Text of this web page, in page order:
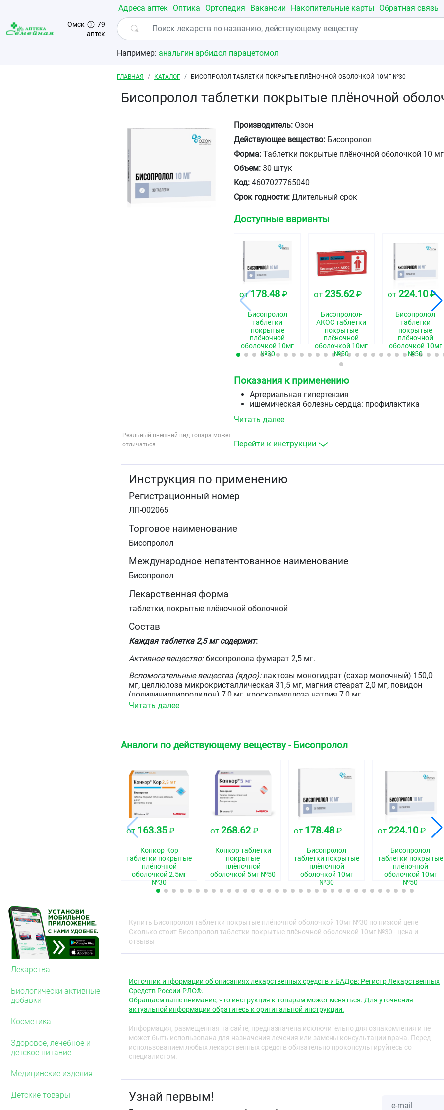
Перейти к основному содержанию
Омск
79
аптек
Адреса аптек Оптика Ортопедия Вакансии Накопительные карты Обратная связь
Например: анальгин арбидол парацетомол
Лекарства
Биологически активные
добавки
Косметика
Здоровое, лечебное и
детское питание
Медицинские изделия
Детские товары
Строка навигации
ГЛАВНАЯ КАТАЛОГ БИСОПРОЛОЛ ТАБЛЕТКИ ПОКРЫТЫЕ ПЛЁНОЧНОЙ ОБОЛОЧКОЙ 10МГ №30
Бисопролол таблетки покрытые плёночной
Реальный внешний вид товара может
отличаться
Производитель: Озон
Действующее вещество: Бисопролол
Форма: Таблетки покрытые плёночной оболочкой 10 мг
Объем: 30 штук
Код: 4607027765040
Срок годности: Длительный срок
Доступные варианты
от178.48 ₽
Бисопролол
таблетки
покрытые
плёночной
оболочкой 10мг
№30
от 235.62₽
Бисопролол-
АКОС таблетки
покрытые
плёночной
оболочкой 10мг
№50
от 224.10 ₽
Бисопролол
таблетки
покрытые
плёночной
оболочкой 10мг
№50
Показания к применению
Артериальная гипертензия
ишемическая болезнь сердца: профилактика
хроническая сердечная недостаточность.
Читать далее
Перейти к инструкции
Инструкция по применению
Регистрационный номер
ЛП-002065
Торговое наименование
Бисопролол
Международное непатентованное наименование
Бисопролол
Лекарственная форма
таблетки, покрытые плёночной оболочкой
Состав
Каждая таблетка 2,5 мг содержит:
Активное вещество:бисопролола фумарат 2,5 мг.
Вспомогательные вещества (ядро):лактозы моногидрат (сахар молочный) 150,0
мг, целлюлоза микрокристаллическая 31,5 мг, магния стеарат 2,0 мг, повидон
(поливинилпирролидон) 7,0 мг, кроскармеллоза натрия 7,0 мг.
Вспомогательные вещества (оболочка):
мг, титана диоксид 1,8 мг.
Вспомогательные вещества (ядро):лактозы моногидрат (сахар молочный) 71,5
мг, целлюлоза микрокристаллическая 18,0 мг, магния стеарат 0,75 мг, крахмал
прежелатинизированный 1,25 мг, повидон (поливинилпирролидон) 3,5 мг.
Вспомогательные вещества (оболочка):
гипромеллоза 1,65 мг, макрогол 4000 0,45
мг, титана диоксид 0,9 мг.
Каждая таблетка 10,0 мг содержит:
Активное вещество:
бисопролола фумарат 10,0.
Вспомогательные вещества (ядро):лактозы моногидрат (сахар молочный) 143,0
мг, целлюлоза микрокристаллическая 36,0 мг, магния стеарат 1,5 мг, крахмал
прежелатинизированный 2,5 мг, повидон (поливинилпирролидон) 7,0 мг.
Описание
белого или почти белого цвета и пленочная оболочка. Таблетки дозировкой 2,5 мг
с риской с одной стороны.
Фармакотерапевтическая группа
Бета1-адреноблокатор селективный
Код АТХ
C07AB07
Фармакологические свойства
Фармакодинамика
Бисопролол — селективный β
симпатомиметической активности, не обладает мембраностабилизирующим
Читать далее
Аналоги по действующему веществу - Бисопролол
от 163.35₽
Конкор Кор
таблетки покрытые
плёночной
оболочкой 2.5мг
№30
от 268.62₽
Конкор таблетки
покрытые
плёночной
оболочкой 5мг №50
от 178.48 ₽
Бисопролол
таблетки покрытые
плёночной
оболочкой 10мг
№30
от 224.10 ₽
Бисопролол
таблетки покрытые
плёночной
оболочкой 10мг
№50
Купить Бисопролол таблетки покрытые плёночной оболочкой 10мг №30 по низкой цене
Сколько стоит Бисопролол таблетки покрытые плёночной оболочкой 10мг №30 - цена и
отзывы
Источник информации об описаниях лекарственных средств и БАДов: Регистр Лекарственных
Средств России-РЛС®.
Обращаем ваше внимание, что инструкция к товарам может меняться. Для уточнения
актуальной информации обратитесь к оригинальной инструкции.
Информация, размещенная на сайте, предназначена исключительно для ознакомления и не
может быть использована для назначения лечения или замены консультации врача. Перед
использованием любых лекарственных средств обязательно проконсультируйтесь со
специалистом.
Узнай первым!